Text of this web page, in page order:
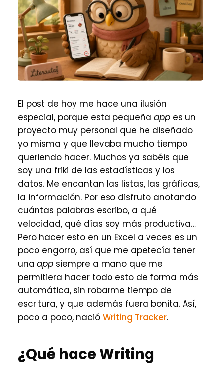
El post de hoy me hace una ilusión
especial, porque esta pequeña appes un
proyecto muy personal que he diseñado
yo misma y que llevaba mucho tiempo
queriendo hacer. Muchos ya sabéis que
soy una friki de las estadísticas y los
datos. Me encantan las listas, las gráficas,
la información. Por eso disfruto anotando
cuántas palabras escribo, a qué
velocidad, qué días soy más productiva…
Pero hacer esto en un Excel a veces es un
poco engorro, así que me apetecía tener
una appsiempre a mano que me
permitiera hacer todo esto de forma más
automática, sin robarme tiempo de
escritura, y que además fuera bonita. Así,
poco a poco, nació Writing Tracker.
¿Qué hace Writing